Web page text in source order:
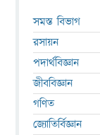
সমস্ত বিভাগ
রসায়ন
পদার্থবিজ্ঞান
জীববিজ্ঞান
গণিত
জ্যোতির্বিজ্ঞান